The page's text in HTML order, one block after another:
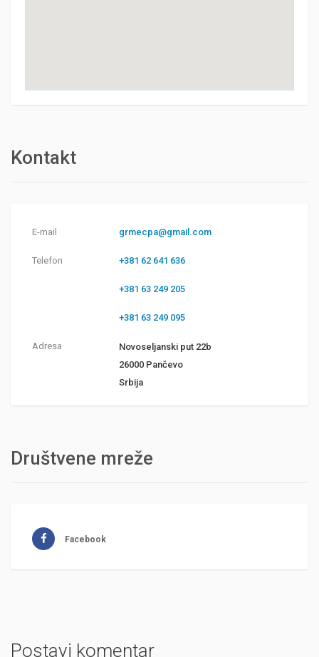
Kontakt
E-mail grmecpa@gmail.com
Telefon +381 62 641 636
+381 63 249 205
+381 63 249 095
Adresa
Novoseljanski put 22b
26000 Pančevo
Srbija
Društvene mreže
Facebook
Postavi komentar